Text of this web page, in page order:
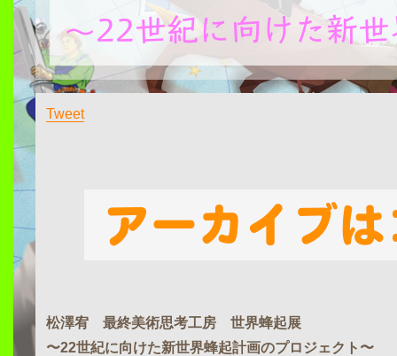
Tweet
松澤宥 最終美術思考工房 世界蜂起展
〜22世紀に向けた新世界蜂起計画のプロジェクト〜